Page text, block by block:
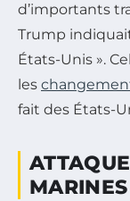
d’importants
Trump
États-Unis ».
les
fait des États-
MARINES